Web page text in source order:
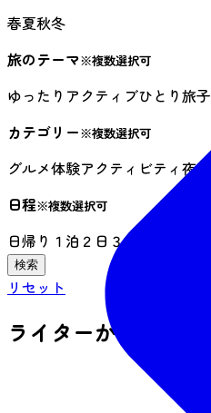
春夏秋冬
旅のテーマ※複数選択可
ゆったり アクティブひとり旅
カテゴリー※複数選択可
グルメ体験アクティビティ 夜時
日程※複数選択可
日帰り １泊２日 ３日以上
リセット
ライターからさがす